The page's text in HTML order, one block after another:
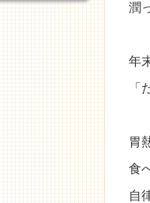
潤
年
「
胃
食
自